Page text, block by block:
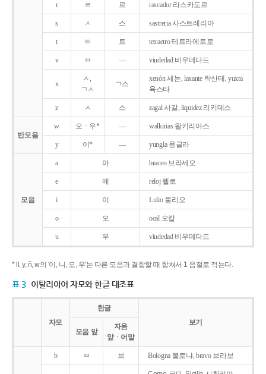
r ㄹ 르 rascador 라스카도르
s ㅅ 스 sastreria 사스트레리아
t ㅌ 트 tetraetro 테트라에트로
v ㅂ ― viudedad 비우데다드
x
ㅅ,
ㄱㅅ
ㄱ스
xenón 세논, laxante 락산테, yuxta
육스타
z ㅅ 스 zagal 사갈, liquidez 리키데스
반모음
w 오ㆍ우* ― walkirias 왈키리아스
y 이* ― yungla 융글라
모음
a 아 braceo 브라세오
e 에 reloj 렐로
i 이 Lulio 룰리오
o 오 ocal 오칼
u 우 viudedad 비우데다드
* ll, y, ñ, w의 '이, 니, 오, 우'는 다른 모음과 결합할 때 합쳐서 1 음절로 적는다.
표 3 이탈리아어 자모와 한글 대조표
자모
한글
보기
모음 앞
자음
앞ㆍ어말
b ㅂ 브 Bologna 볼로냐, bravo 브라보